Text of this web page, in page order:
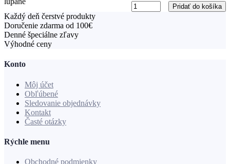
Konopné
semienka
Pridať do košíka
Každý deň čerstvé produkty
Doručenie zdarma od 100€
Denné špeciálne zľavy
Výhodné ceny
Konto
Môj účet
Obľúbené
Sledovanie objednávky
Kontakt
Časté otázky
Rýchle menu
Obchodné podmienky